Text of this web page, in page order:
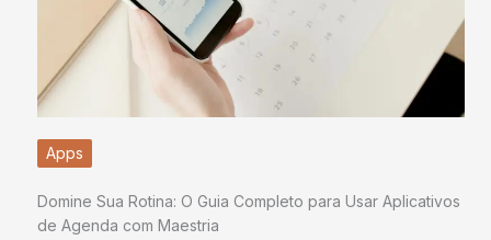
Apps
Domine Sua Rotina: O Guia Completo para Usar Aplicativos
de Agenda com Maestria